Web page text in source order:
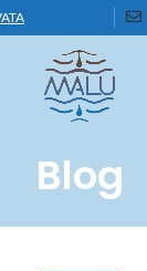
Blog